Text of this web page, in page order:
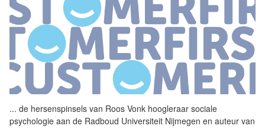
... de hersenspinsels van Roos Vonk hoogleraar sociale
psychologie aan de Radboud Universiteit Nijmegen en auteur van